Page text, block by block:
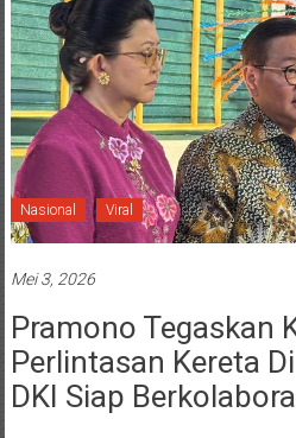
Nasional Viral
Mei 3, 2026
Pramono Tegaskan
Perlintasan Kereta
DKI Siap